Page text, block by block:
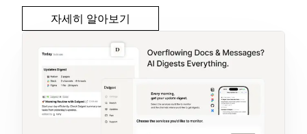
자세히 알아보기